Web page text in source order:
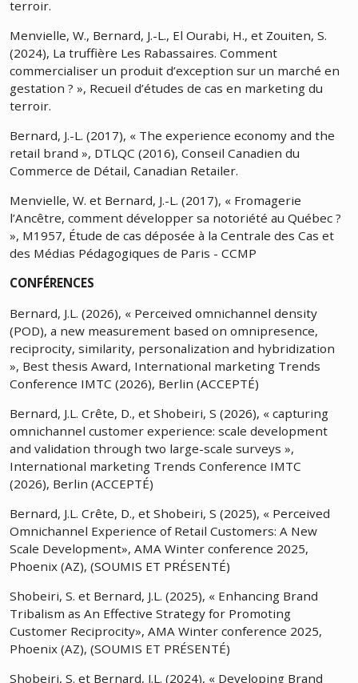
terroir.
Menvielle, W., Bernard, J.-L., El Ourabi, H., et Zouiten, S.
(2024), La truffière Les Rabassaires. Comment
commercialiser un produit d’exception sur un marché en
gestation ? », Recueil d’études de cas en marketing du
terroir.
Bernard, J.-L. (2017), « The experience economy and the
retail brand », DTLQC (2016), Conseil Canadien du
Commerce de Détail, Canadian Retailer.
Menvielle, W. et Bernard, J.-L. (2017), « Fromagerie
l’Ancêtre, comment développer sa notoriété au Québec ?
», M1957, Étude de cas déposée à la Centrale des Cas et
des Médias Pédagogiques de Paris - CCMP
CONFÉRENCES
Bernard, J.L. (2026), « Perceived omnichannel density
(POD), a new measurement based on omnipresence,
reciprocity, similarity, personalization and hybridization
», Best thesis Award, International marketing Trends
Conference IMTC (2026), Berlin (ACCEPTÉ)
Bernard, J.L. Crête, D., et Shobeiri, S (2026), « capturing
omnichannel customer experience: scale development
and validation through two large-scale surveys »,
International marketing Trends Conference IMTC
(2026), Berlin (ACCEPTÉ)
Bernard, J.L. Crête, D., et Shobeiri, S (2025), « Perceived
Omnichannel Experience of Retail Customers: A New
Scale Development», AMA Winter conference 2025,
Phoenix (AZ), (SOUMIS ET PRÉSENTÉ)
Shobeiri, S. et Bernard, J.L. (2025), « Enhancing Brand
Tribalism as An Effective Strategy for Promoting
Customer Reciprocity», AMA Winter conference 2025,
Phoenix (AZ), (SOUMIS ET PRÉSENTÉ)
Shobeiri, S. et Bernard, J.L. (2024), « Developing Brand